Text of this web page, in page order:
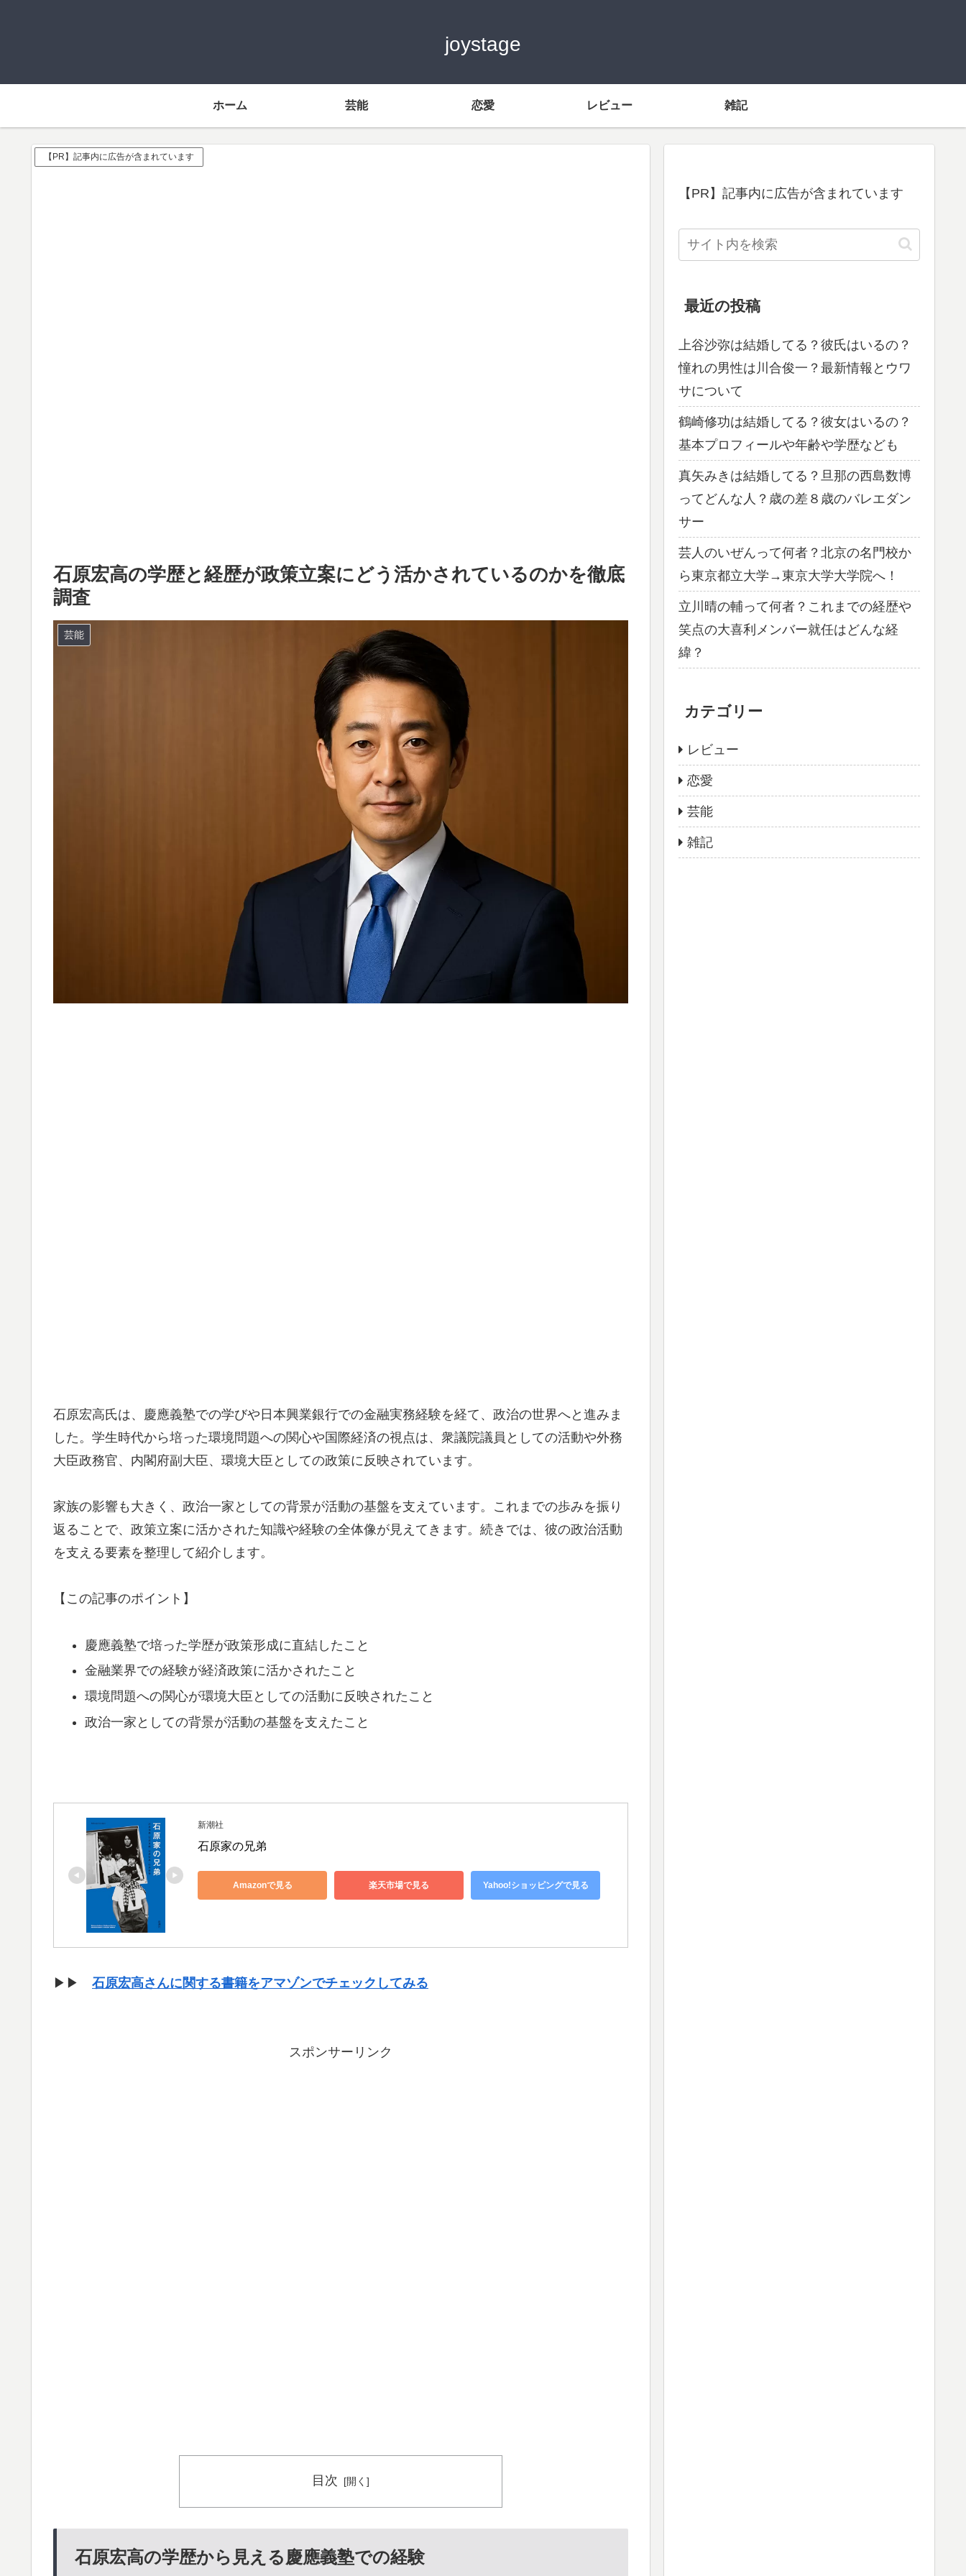
joystage
ホーム 芸能 恋愛 レビュー 雑記
【PR】記事内に広告が含まれています
石原宏高の学歴と経歴が政策立案にどう活かされているのかを徹底
調査
芸能
石原宏高氏は、慶應義塾での学びや日本興業銀行での金融実務経験を経て、政治の世界へと進みま
した。学生時代から培った環境問題への関心や国際経済の視点は、衆議院議員としての活動や外務
大臣政務官、内閣府副大臣、環境大臣としての政策に反映されています。
家族の影響も大きく、政治一家としての背景が活動の基盤を支えています。これまでの歩みを振り
返ることで、政策立案に活かされた知識や経験の全体像が見えてきます。続きでは、彼の政治活動
を支える要素を整理して紹介します。
【この記事のポイント】
慶應義塾で培った学歴が政策形成に直結したこと
金融業界での経験が経済政策に活かされたこと
環境問題への関心が環境大臣としての活動に反映されたこと
政治一家としての背景が活動の基盤を支えたこと
新潮社
石原家の兄弟
Amazonで見る 楽天市場で見る Yahoo!ショッピングで見る
▶▶ 石原宏高さんに関する書籍をアマゾンでチェックしてみる
スポンサーリンク
目次
石原宏高の学歴から見える慶應義塾での経験
【PR】記事内に広告が含まれています
最近の投稿
上谷沙弥は結婚してる？彼氏はいるの？
憧れの男性は川合俊一？最新情報とウワ
サについて
鶴崎修功は結婚してる？彼女はいるの？
基本プロフィールや年齢や学歴なども
真矢みきは結婚してる？旦那の西島数博
ってどんな人？歳の差８歳のバレエダン
サー
芸人のいぜんって何者？北京の名門校か
ら東京都立大学→東京大学大学院へ！
立川晴の輔って何者？これまでの経歴や
笑点の大喜利メンバー就任はどんな経
緯？
カテゴリー
レビュー
恋愛
芸能
雑記